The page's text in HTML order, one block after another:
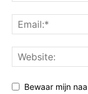
Bewaar mijn